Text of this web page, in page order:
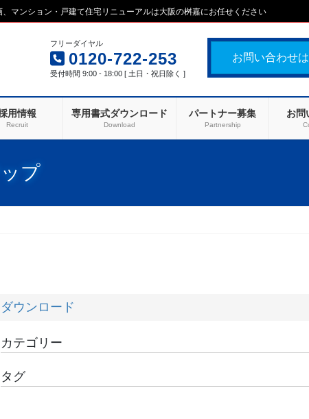
マンション・戸建て住宅リニューアルは大阪の桝嘉にお任せください
フリーダイヤル
0120-722-253
受付時間 9:00 - 18:00 [ 土日・祝日除く ]
お問い合わせ
用情報
Recruit
専用書式ダウンロード
Download
パートナー募集
Partnership
お問
プ
ダウンロード
カテゴリー
タグ